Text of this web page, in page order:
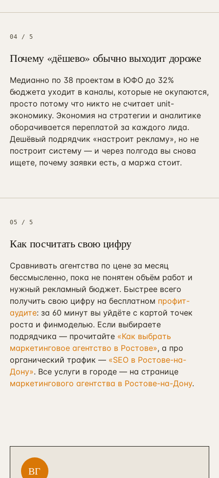
04 / 5
Почему «дёшево» обычно выходит дороже
Медианно по 38 проектам в ЮФО до 32%
бюджета уходит в каналы, которые не окупаются,
просто потому что никто не считает unit-
экономику. Экономия на стратегии и аналитике
оборачивается переплатой за каждого лида.
Дешёвый подрядчик «настроит рекламу», но не
построит систему — и через полгода вы снова
ищете, почему заявки есть, а маржа стоит.
05 / 5
Как посчитать свою цифру
Сравнивать агентства по цене за месяц
бессмысленно, пока не понятен объём работ и
нужный рекламный бюджет. Быстрее всего
получить свою цифру на бесплатном профит-
аудите: за 60 минут вы уйдёте с картой точек
роста и финмоделью. Если выбираете
подрядчика — прочитайте «Как выбрать
маркетинговое агентство в Ростове», а про
органический трафик — «SEO в Ростове-на-
Дону». Все услуги в городе — на странице
маркетингового агентства в Ростове-на-Дону.
ВГ